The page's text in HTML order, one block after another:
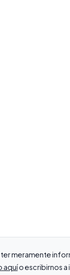
meramente
aquío escribirnos a